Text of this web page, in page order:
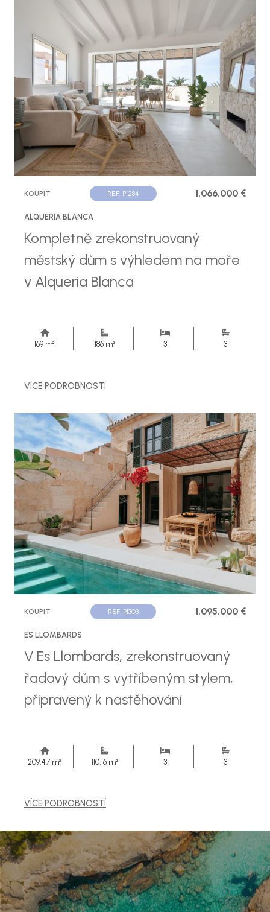
KOUPIT REF. P1284 1.066.000 €
ALQUERIA BLANCA
Kompletně zrekonstruovaný
městský dům s výhledem na moře
v Alqueria Blanca
169 m² 186 m² 3 3
VÍCE PODROBNOSTÍ
KOUPIT REF. P1303 1.095.000 €
ES LLOMBARDS
V Es Llombards, zrekonstruovaný
řadový dům s vytříbeným stylem,
připravený k nastěhování
209,47 m² 110,16 m² 3 3
VÍCE PODROBNOSTÍ